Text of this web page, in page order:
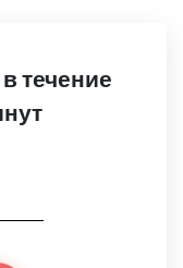
течение